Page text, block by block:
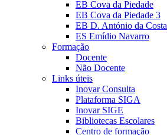
EB Cova da Piedade
EB Cova da Piedade 3
EB D. António da Costa
ES Emídio Navarro
Formação
Docente
Não Docente
Links úteis
Inovar Consulta
Plataforma SIGA
Inovar SIGE
Bibliotecas Escolares
Centro de formação